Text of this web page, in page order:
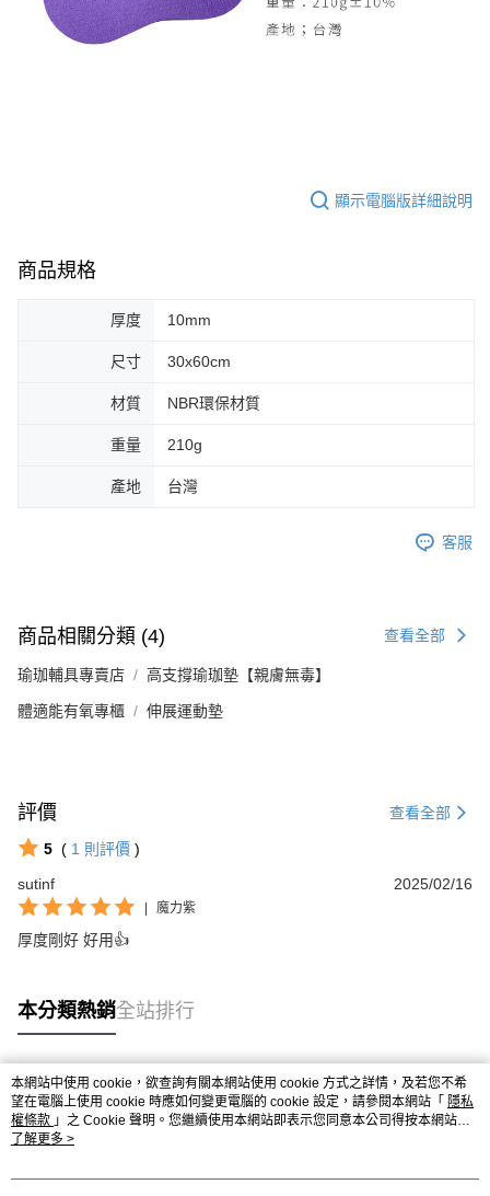
顯示電腦版詳細說明
商品規格
厚度 10mm
尺寸 30x60cm
材質 NBR環保材質
重量 210g
產地 台灣
客服
商品相關分類 (4) 查看全部
瑜珈輔具專賣店 高支撐瑜珈墊【親膚無毒】
體適能有氧專櫃 伸展運動墊
評價 查看全部
5 ( 1 則評價 )
sutinf
2025/02/16
魔力紫
厚度剛好 好用👍
本分類熱銷全站排行
熱門標籤
本網站中使用 cookie，欲查詢有關本網站使用 cookie 方式之詳情，及若您不希
望在電腦上使用 cookie 時應如何變更電腦的 cookie 設定，請參閱本網站「 隱私
權條款 」之 Cookie 聲明。您繼續使用本網站即表示您同意本公司得按本網站使
用條款之 Cookie 聲明使用 cookie。
了解更多 >